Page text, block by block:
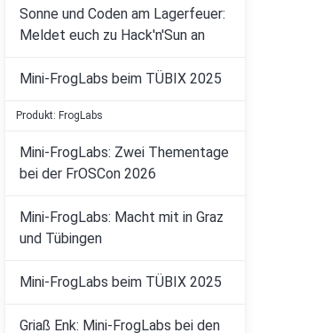
Sonne und Coden am Lagerfeuer:
Meldet euch zu Hack'n'Sun an
Mini-FrogLabs beim TÜBIX 2025
Produkt: FrogLabs
Mini-FrogLabs: Zwei Thementage
bei der FrOSCon 2026
Mini-FrogLabs: Macht mit in Graz
und Tübingen
Mini-FrogLabs beim TÜBIX 2025
Griaß Enk: Mini-FrogLabs bei den